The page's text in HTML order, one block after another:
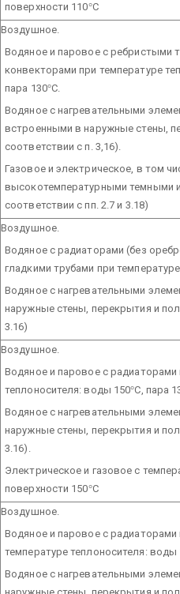
поверхности 110°С
Воздушное.
Водяное и паровое с ребристыми
конвекторами при температуре
пара 130°С.
Водяное с нагревательными
встроенными в наружные стены,
соответствии с п. 3,16).
Газовое и электрическое, в том
высокотемпературными темными
соответствии с пп. 2.7 и 3.18)
Воздушное.
Водяное с радиаторами (без
гладкими трубами при
Водяное с нагревательными
наружные стены, перекрытия и
3.16)
Воздушное.
Водяное и паровое с радиаторами
теплоносителя: воды 150°С, пара
Водяное с нагревательными
наружные стены, перекрытия и
3.16).
Электрическое и газовое с
поверхности 150°С
Воздушное.
Водяное и паровое с радиаторами
температуре теплоносителя: воды
Водяное с нагревательными